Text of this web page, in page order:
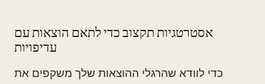
אסטרטגיות תקצוב כדי לתאם הוצאות עם
עדיפויות
כדי לוודא שהרגלי ההוצאות שלך משקפים את